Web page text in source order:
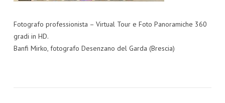
Fotografo professionista – Virtual Tour e Foto Panoramiche 360
gradi in HD.
Banfi Mirko, fotografo Desenzano del Garda (Brescia)